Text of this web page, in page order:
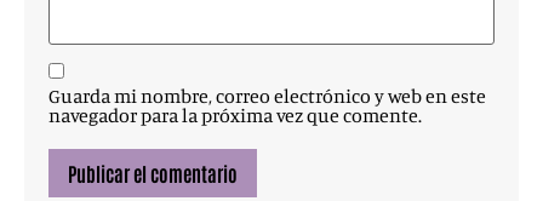
Guarda mi nombre, correo electrónico y web en este
navegador para la próxima vez que comente.